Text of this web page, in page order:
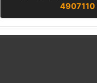
4907110